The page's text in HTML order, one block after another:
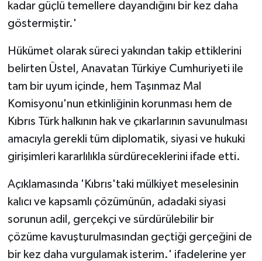
kadar güçlü temellere dayandığını bir kez daha
göstermiştir.'
Hükümet olarak süreci yakından takip ettiklerini
belirten Üstel, Anavatan Türkiye Cumhuriyeti ile
tam bir uyum içinde, hem Taşınmaz Mal
Komisyonu'nun etkinliğinin korunması hem de
Kıbrıs Türk halkının hak ve çıkarlarının savunulması
amacıyla gerekli tüm diplomatik, siyasi ve hukuki
girişimleri kararlılıkla sürdüreceklerini ifade etti.
Açıklamasında 'Kıbrıs'taki mülkiyet meselesinin
kalıcı ve kapsamlı çözümünün, adadaki siyasi
sorunun adil, gerçekçi ve sürdürülebilir bir
çözüme kavuşturulmasından geçtiği gerçeğini de
bir kez daha vurgulamak isterim.' ifadelerine yer